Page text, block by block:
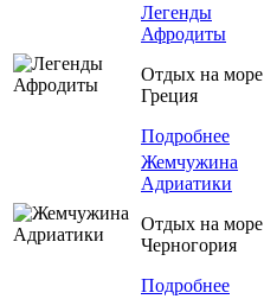
Легенды
Афродиты
Отдых на море
Греция
Подробнее
Жемчужина
Адриатики
Отдых на море
Черногория
Подробнее